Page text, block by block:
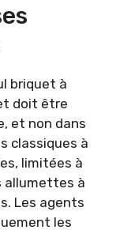
briquet à
doit être
et non dans
classiques à
limitées à
allumettes à
Les agents
les